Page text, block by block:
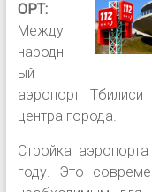
ОРТ:
Между
народн
ый
аэропорт
центра города.
Стройка
году. Это